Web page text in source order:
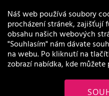
Náš web používá soubory
procházení stránek, zajišťují
obsahu našich webových
"Souhlasím" nám dávate
na webu. Po kliknutí na
zobrazí nabídka, kde